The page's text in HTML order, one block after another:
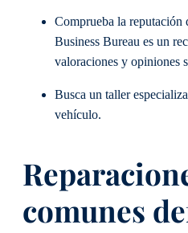
Comprueba la reputación
Business Bureau es un
valoraciones y opiniones
Busca un taller
vehículo.
comunes